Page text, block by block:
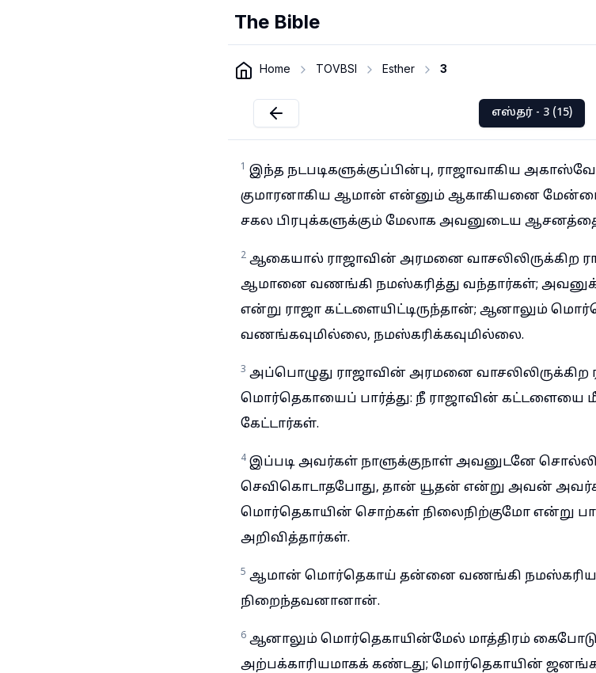
The Bible
Home TOVBSI Esther 3
எஸ்தர் - 3 (15)
1 இந்த நடபடிகளுக்குப்பின்பு, ராஜாவாகிய
குமாரனாகிய ஆமான் என்னும் ஆகாகியனை
சகல பிரபுக்களுக்கும் மேலாக அவனுடைய
2 ஆகையால் ராஜாவின் அரமனை வாசலிலிருக்கிற
ஆமானை வணங்கி நமஸ்கரித்து வந்தார்கள்;
என்று ராஜா கட்டளையிட்டிருந்தான்; ஆனாலும்
வணங்கவுமில்லை, நமஸ்கரிக்கவுமில்லை.
3 அப்பொழுது ராஜாவின் அரமனை வாசலிலிருக்கிற
மொர்தெகாயைப் பார்த்து: நீ ராஜாவின் கட்டளையை
கேட்டார்கள்.
4 இப்படி அவர்கள் நாளுக்குநாள் அவனுடனே
செவிகொடாதபோது, தான் யூதன் என்று அவன்
மொர்தெகாயின் சொற்கள் நிலைநிற்குமோ என்று
அறிவித்தார்கள்.
5 ஆமான் மொர்தெகாய் தன்னை வணங்கி
நிறைந்தவனானான்.
6 ஆனாலும் மொர்தெகாயின்மேல் மாத்திரம்
அற்பக்காரியமாகக் கண்டது; மொர்தெகாயின்